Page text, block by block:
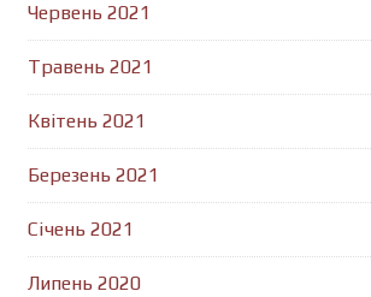
Червень 2021
Травень 2021
Квітень 2021
Березень 2021
Січень 2021
Липень 2020